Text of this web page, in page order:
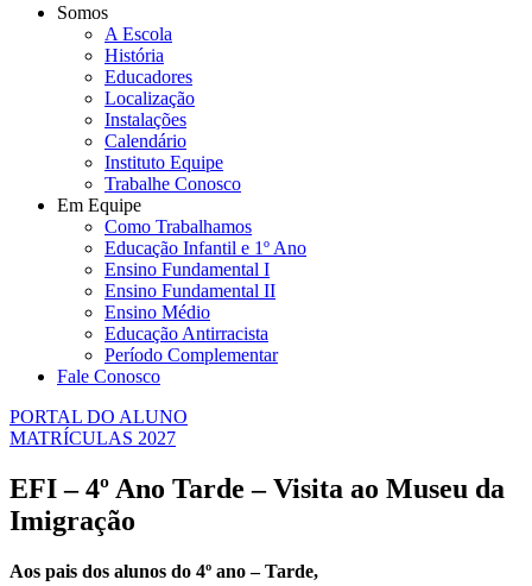
Somos
A Escola
História
Educadores
Localização
Instalações
Calendário
Instituto Equipe
Trabalhe Conosco
Em Equipe
Como Trabalhamos
Educação Infantil e 1º Ano
Ensino Fundamental I
Ensino Fundamental II
Ensino Médio
Educação Antirracista
Período Complementar
Fale Conosco
PORTAL DO ALUNO
MATRÍCULAS 2027
EFI – 4º Ano Tarde – Visita ao Museu da
Imigração
Aos pais dos alunos do 4º ano – Tarde,